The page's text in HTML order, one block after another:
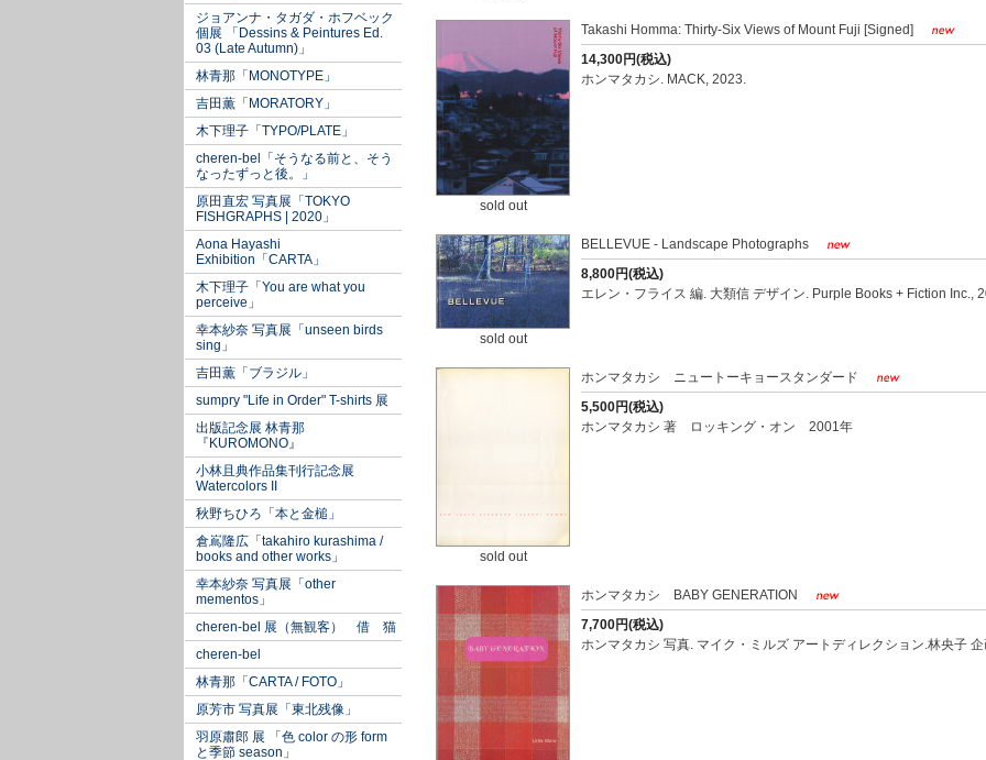
ジョアンナ・タガダ・ホフベック
個展 「Dessins & Peintures Ed.
03 (Late Autumn)」
林青那「MONOTYPE」
吉田薫「MORATORY」
木下理子「TYPO/PLATE」
cheren-bel「そうなる前と、そう
なったずっと後。」
原田直宏 写真展「TOKYO
FISHGRAPHS | 2020」
Aona Hayashi
Exhibition「CARTA」
木下理子「You are what you
perceive」
幸本紗奈 写真展「unseen birds
sing」
吉田薫「ブラジル」
sumpry "Life in Order" T-shirts 展
出版記念展 林青那
『KUROMONO』
小林且典作品集刊行記念展
Watercolors II
秋野ちひろ「本と金槌」
倉嶌隆広「takahiro kurashima /
books and other works」
幸本紗奈 写真展「other
mementos」
cheren-bel 展（無観客） 借 猫
cheren-bel
林青那「CARTA / FOTO」
原芳市 写真展「東北残像」
羽原肅郎 展 「色 color の形 form
と季節 season」
sold out
Takashi Homma: Thirty-Six Views of Mount Fuji [Signed]
14,300円(税込)
ホンマタカシ. MACK, 2023.
sold out
BELLEVUE - Landscape Photographs
8,800円(税込)
エレン・フライス 編. 大類信 デザイン. Purple Books + Fiction Inc.,
sold out
ホンマタカシ ニュートーキョースタンダード
5,500円(税込)
ホンマタカシ 著 ロッキング・オン 2001年
ホンマタカシ BABY GENERATION
7,700円(税込)
ホンマタカシ 写真. マイク・ミルズ アートディレクション.林央子